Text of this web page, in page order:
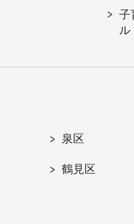
子
ル
泉区
鶴見区